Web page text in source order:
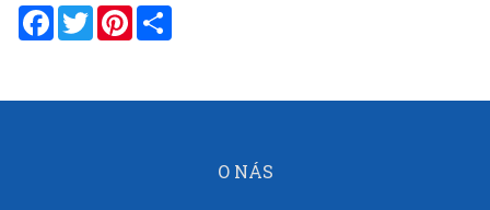
Facebook
TwitterPinterest
O NÁS